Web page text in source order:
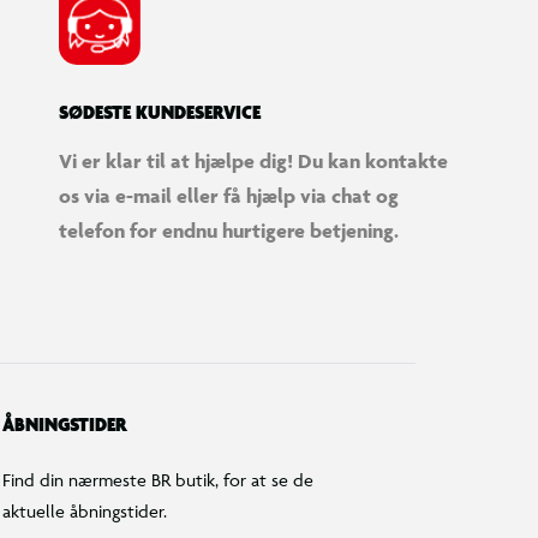
SØDESTE KUNDESERVICE
Vi er klar til at hjælpe dig! Du kan kontakte
os via e-mail eller få hjælp via chat og
telefon for endnu hurtigere betjening.
ÅBNINGSTIDER
Find din nærmeste BR butik, for at se de
aktuelle åbningstider.